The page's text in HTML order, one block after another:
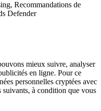
Recommandations de
Defender
mieux suivre, analyser
en ligne. Pour ce
personnelles cryptées avec
suivants, à condition que vous